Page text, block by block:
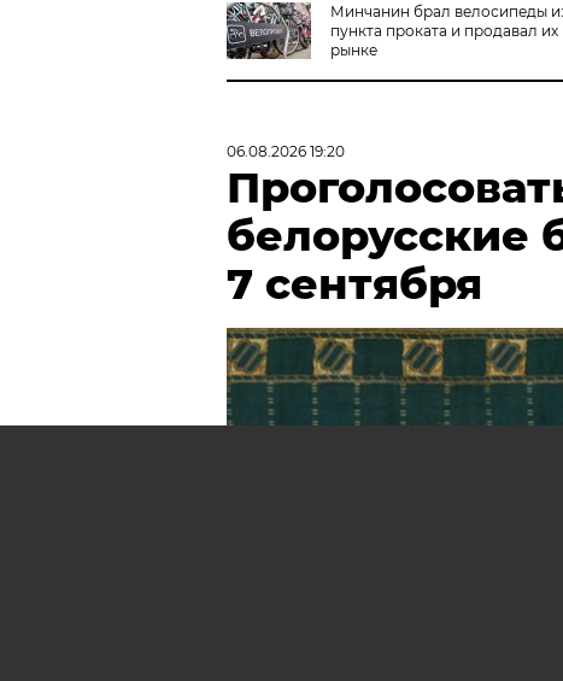
Минчанин брал велосипеды
пункта проката и продавал их
рынке
06.08.2026 19:20
7 сентября